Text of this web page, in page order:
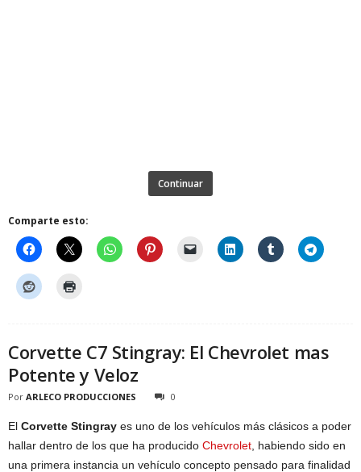
Continuar
Comparte esto:
Corvette C7 Stingray: El Chevrolet mas
Potente y Veloz
Por ARLECO PRODUCCIONES 0
El Corvette Stingray es uno de los vehículos más clásicos a poder
hallar dentro de los que ha producido Chevrolet , habiendo sido en
una primera instancia un vehículo concepto pensado para finalidad